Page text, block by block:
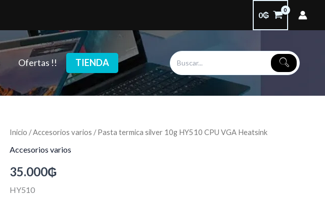
0₲
Ofertas !! TIENDA
Inicio /Accesorios varios / Pasta termica silver 10g HY510 CPU VGA Heatsink
Accesorios varios
35.000₲
HY510